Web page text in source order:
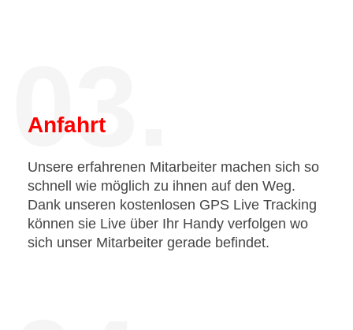
03.
Anfahrt
Unsere erfahrenen Mitarbeiter machen sich so
schnell wie möglich zu ihnen auf den Weg.
Dank unseren kostenlosen GPS Live Tracking
können sie Live über Ihr Handy verfolgen wo
sich unser Mitarbeiter gerade befindet.